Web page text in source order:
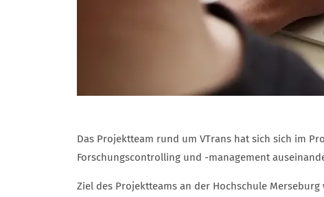
Das Projektteam rund um VTrans hat sich sich im
Forschungscontrolling und -management
Ziel des Projektteams an der Hochschule